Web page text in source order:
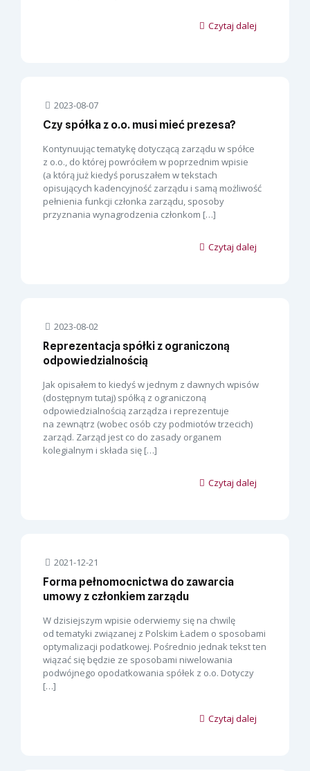
Czytaj dalej
2023-08-07
Czy spółka z o.o. musi mieć prezesa?
Kontynuując tematykę dotyczącą zarządu w spółce
z o.o., do której powróciłem w poprzednim wpisie
(a którą już kiedyś poruszałem w tekstach
opisujących kadencyjność zarządu i samą możliwość
pełnienia funkcji członka zarządu, sposoby
przyznania wynagrodzenia członkom […]
Czytaj dalej
2023-08-02
Reprezentacja spółki z ograniczoną
odpowiedzialnością
Jak opisałem to kiedyś w jednym z dawnych wpisów
(dostępnym tutaj) spółką z ograniczoną
odpowiedzialnością zarządza i reprezentuje
na zewnątrz (wobec osób czy podmiotów trzecich)
zarząd. Zarząd jest co do zasady organem
kolegialnym i składa się […]
Czytaj dalej
2021-12-21
Forma pełnomocnictwa do zawarcia
umowy z członkiem zarządu
W dzisiejszym wpisie oderwiemy się na chwilę
od tematyki związanej z Polskim Ładem o sposobami
optymalizacji podatkowej. Pośrednio jednak tekst ten
wiązać się będzie ze sposobami niwelowania
podwójnego opodatkowania spółek z o.o. Dotyczy
[…]
Czytaj dalej